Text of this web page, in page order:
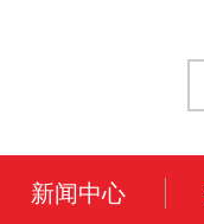
新闻中心